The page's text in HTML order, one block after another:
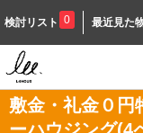
検討リスト 0 最近見た
敷金・礼金０円